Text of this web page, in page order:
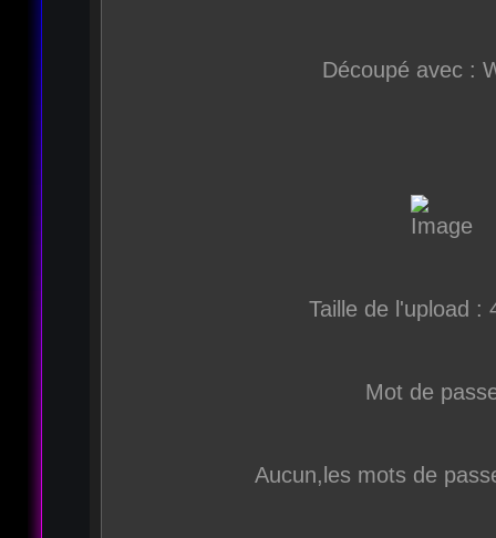
Découpé avec :
Taille de l'upload :
Mot de
Aucun,les mots de